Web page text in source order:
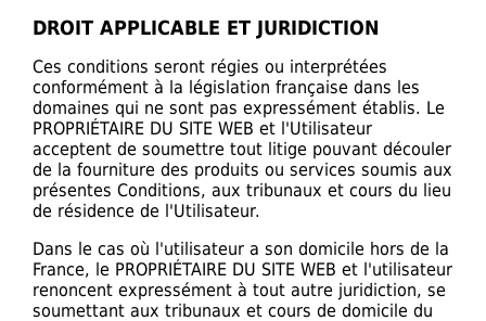
DROIT APPLICABLE ET JURIDICTION
Ces conditions seront régies ou interprétées
conformément à la législation française dans les
domaines qui ne sont pas expressément établis. Le
PROPRIÉTAIRE DU SITE WEB et l'Utilisateur
acceptent de soumettre tout litige pouvant découler
de la fourniture des produits ou services soumis aux
présentes Conditions, aux tribunaux et cours du lieu
de résidence de l'Utilisateur.
Dans le cas où l'utilisateur a son domicile hors de la
France, le PROPRIÉTAIRE DU SITE WEB et l'utilisateur
renoncent expressément à tout autre juridiction, se
soumettant aux tribunaux et cours de domicile du